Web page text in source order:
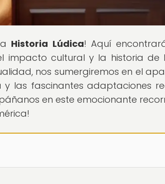
Historia Lúdica! Aquí
impacto cultural y la historia de
nos sumergiremos en el
y las fascinantes adaptaciones
en este emocionante